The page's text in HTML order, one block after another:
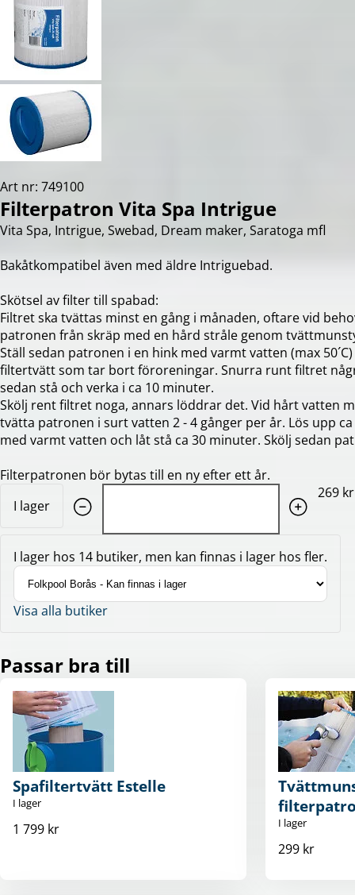
Art nr: 749100
Filterpatron Vita Spa Intrigue
Vita Spa, Intrigue, Swebad, Dream maker, Saratoga mfl
Bakåtkompatibel även med äldre Intriguebad.
Skötsel av filter till spabad:
Filtret ska tvättas minst en gång i månaden, oftare vid
patronen från skräp med en hård stråle genom
Ställ sedan patronen i en hink med varmt vatten (max
filtertvätt som tar bort föroreningar. Snurra runt filtret
sedan stå och verka i ca 10 minuter.
Skölj rent filtret noga, annars löddrar det. Vid hårt vatten
tvätta patronen i surt vatten 2 - 4 gånger per år. Lös upp ca
med varmt vatten och låt stå ca 30 minuter. Skölj sedan
Filterpatronen bör bytas till en ny efter ett år.
I lager
269 kr
I lager hos 14 butiker, men kan finnas i lager hos fler.
Visa alla butiker
Passar bra till
Spafiltertvätt Estelle
I lager
1 799 kr I lager
299 kr